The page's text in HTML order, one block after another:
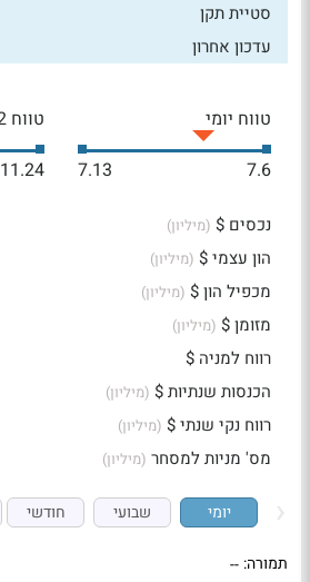
סטיית תקן
עדכון אחרון
טווח יומי
7.6
7.13
טווח 52 שבועות
11.24
נכסים $ (מיליון)
הון עצמי $ (מיליון)
מכפיל הון $ (מיליון)
מזומן $ (מיליון)
רווח למניה $
הכנסות שנתיות $ (מיליון)
רווח נקי שנתי $ (מיליון)
מס' מניות למסחר (מיליון)
יומי שבועי חודשי
תמורה: --